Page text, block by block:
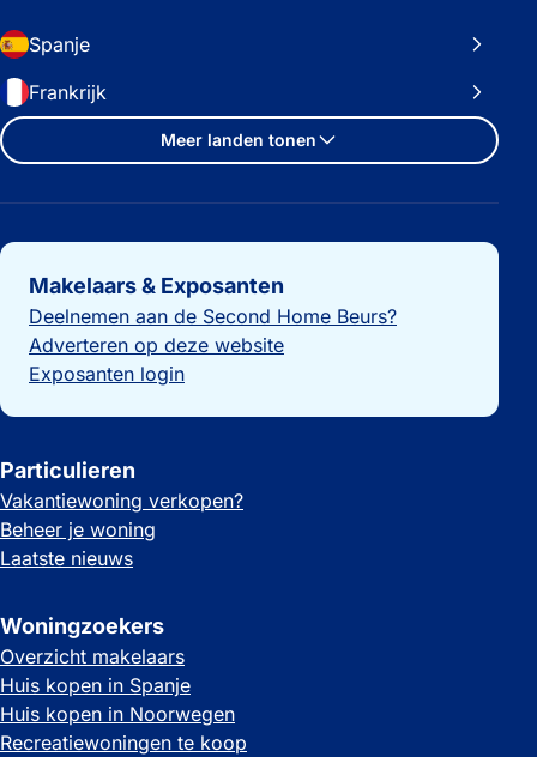
Spanje
Frankrijk
Meer landen tonen
Belangrijke links
Makelaars & Exposanten
Deelnemen aan de Second Home Beurs?
Adverteren op deze website
Exposanten login
Particulieren
Vakantiewoning verkopen?
Beheer je woning
Laatste nieuws
Woningzoekers
Overzicht makelaars
Huis kopen in Spanje
Huis kopen in Noorwegen
Recreatiewoningen te koop